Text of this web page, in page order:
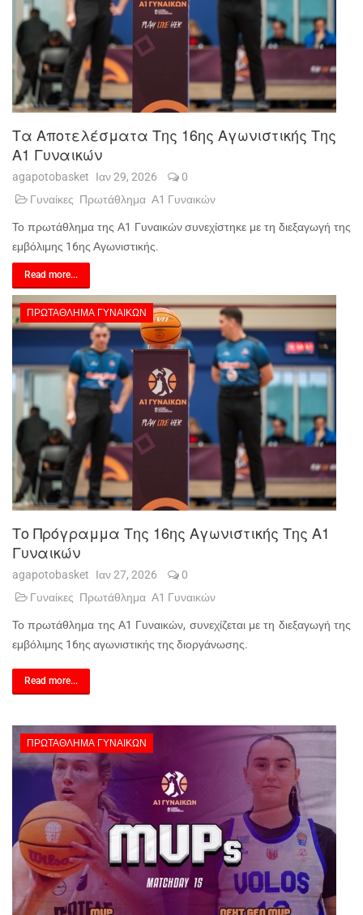
Τα Αποτελέσματα Της 16ης Αγωνιστικής Της
Α1 Γυναικών
agapotobasket Ιαν 29, 2026
0
Γυναίκες Πρωτάθλημα Α1 Γυναικών
Το πρωτάθλημα της Α1 Γυναικών συνεχίστηκε με τη διεξαγωγή της
εμβόλιμης 16ης Αγωνιστικής.
Read more...
ΠΡΩΤΆΘΛΗΜΑ ΓΥΝΑΙΚΏΝ
Το Πρόγραμμα Της 16ης Αγωνιστικής Της Α1
Γυναικών
agapotobasket Ιαν 27, 2026
0
Γυναίκες Πρωτάθλημα Α1 Γυναικών
Το πρωτάθλημα της Α1 Γυναικών, συνεχίζεται με τη διεξαγωγή της
εμβόλιμης 16ης αγωνιστικής της διοργάνωσης.
Read more...
ΠΡΩΤΆΘΛΗΜΑ ΓΥΝΑΙΚΏΝ